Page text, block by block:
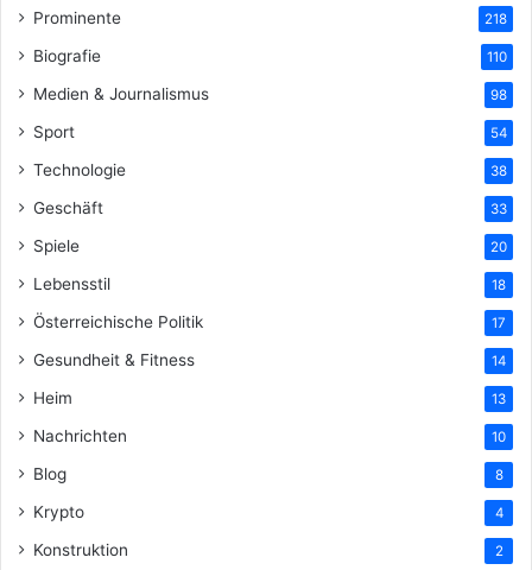
Prominente 218
Biografie 110
Medien & Journalismus 98
Sport 54
Technologie 38
Geschäft 33
Spiele 20
Lebensstil 18
Österreichische Politik 17
Gesundheit & Fitness 14
Heim 13
Nachrichten 10
Blog 8
Krypto 4
Konstruktion 2